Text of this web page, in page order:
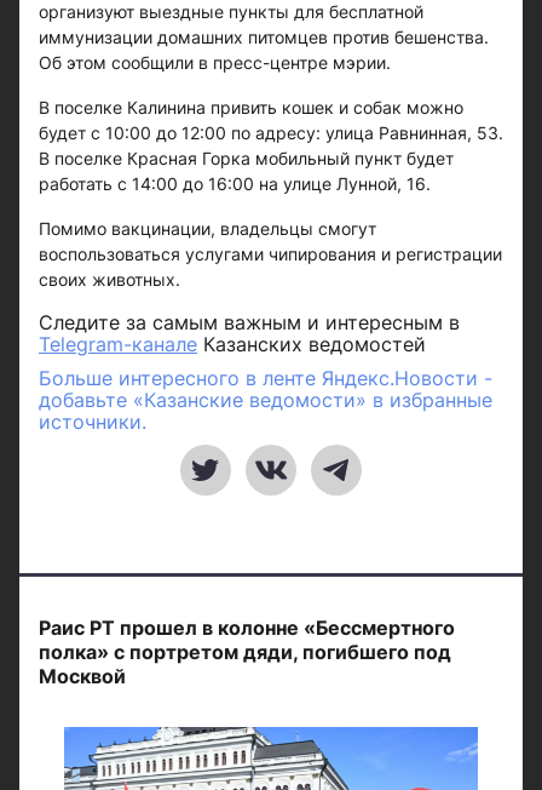
организуют выездные пункты для бесплатной
иммунизации домашних питомцев против бешенства.
Об этом сообщили в пресс-центре мэрии.
В поселке Калинина привить кошек и собак можно
будет с 10:00 до 12:00 по адресу: улица Равнинная, 53.
В поселке Красная Горка мобильный пункт будет
работать с 14:00 до 16:00 на улице Лунной, 16.
Помимо вакцинации, владельцы смогут
воспользоваться услугами чипирования и регистрации
своих животных.
Следите за самым важным и интересным в
Telegram-канале Казанских ведомостей
Больше интересного в ленте Яндекс.Новости -
добавьте «Казанские ведомости» в избранные
источники.
Раис РТ прошел в колонне «Бессмертного
полка» с портретом дяди, погибшего под
Москвой